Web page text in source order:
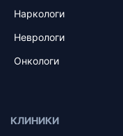
Наркологи
Неврологи
Онкологи
КЛИНИКИ